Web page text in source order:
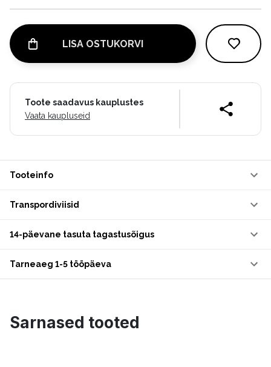
LISA OSTUKORVI
Toote saadavus kauplustes
Vaata kaupluseid
Tooteinfo
Transpordiviisid
14-päevane tasuta tagastusõigus
Tarneaeg 1-5 tööpäeva
Sarnased tooted